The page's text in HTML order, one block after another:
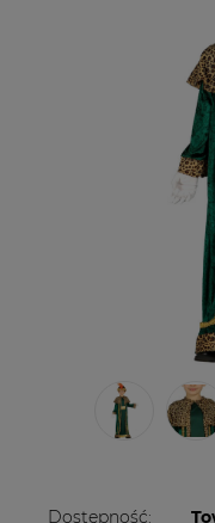
Dostępność: